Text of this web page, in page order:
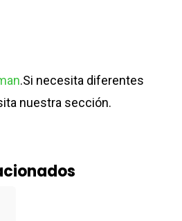
.Si necesita diferentes
nuestra sección.